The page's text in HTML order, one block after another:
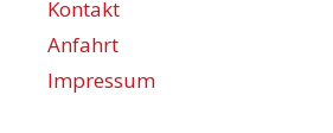
Kontakt
Anfahrt
Impressum